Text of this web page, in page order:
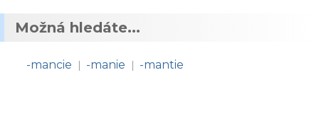
Možná hledáte...
-mancie | -manie | -mantie